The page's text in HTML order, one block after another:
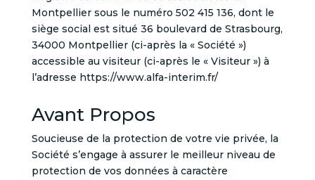
Montpellier sous le numéro 502 415 136, dont le
siège social est situé 36 boulevard de Strasbourg,
34000 Montpellier(ci-après la « Société »)
accessible au visiteur (ci-après le « Visiteur ») à
l’adresse https://www.alfa-interim.fr/
Avant Propos
Soucieuse de la protection de votre vie privée, la
Société s’engage à assurer le meilleur niveau de
protection de vos données à caractère